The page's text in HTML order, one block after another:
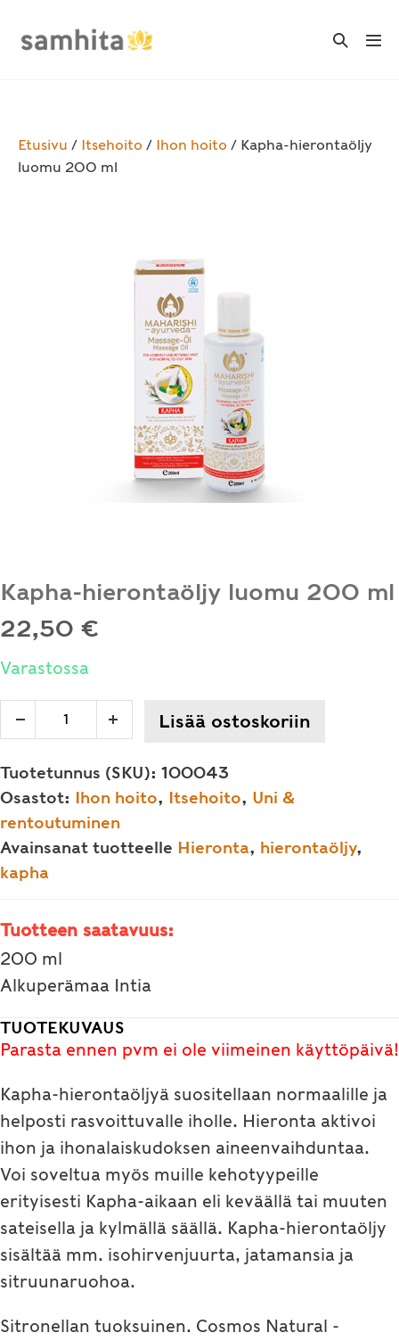
Search
Etusivu / Itsehoito / Ihon hoito / Kapha-hierontaöljy
luomu 200 ml
Kapha-hierontaöljy luomu 200 ml
22,50 €
Varastossa
Decrease
Kapha-
hierontaöljy
luomu
200
ml
määrä
IncreaseLisää ostoskoriin
Tuotetunnus (SKU): 100043
Osastot: Ihon hoito, Itsehoito, Uni &
rentoutuminen
Avainsanat tuotteelle Hieronta, hierontaöljy,
kapha
Tuotteen saatavuus:
200 ml
Alkuperämaa Intia
TUOTEKUVAUS
Parasta ennen pvm ei ole viimeinen käyttöpäivä!
Kapha-hierontaöljyä suositellaan normaalille ja
helposti rasvoittuvalle iholle. Hieronta aktivoi
ihon ja ihonalaiskudoksen aineenvaihduntaa.
Voi soveltua myös muille kehotyypeille
erityisesti Kapha-aikaan eli keväällä tai muuten
sateisella ja kylmällä säällä. Kapha-hierontaöljy
sisältää mm. isohirvenjuurta, jatamansia ja
sitruunaruohoa.
Sitronellan tuoksuinen. Cosmos Natural -